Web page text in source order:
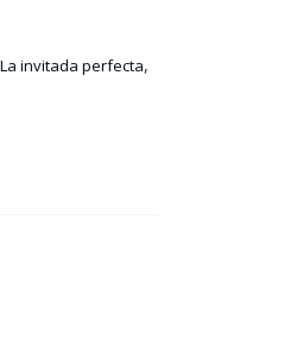
La invitada perfecta,